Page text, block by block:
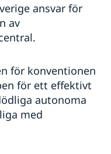
ansvar för
av
för konventionen
för ett effektivt
autonoma
med